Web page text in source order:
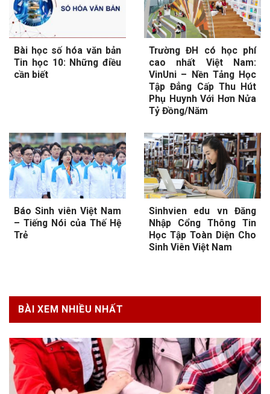
Bài học số hóa văn bản
Tin học 10: Những điều
cần biết
Trường ĐH có học phí
cao nhất Việt Nam:
VinUni – Nền Tảng Học
Tập Đẳng Cấp Thu Hút
Phụ Huynh Với Hơn Nửa
Tỷ Đồng/Năm
Báo Sinh viên Việt Nam
– Tiếng Nói của Thế Hệ
Trẻ
Sinhvien edu vn Đăng
Nhập Cổng Thông Tin
Học Tập Toàn Diện Cho
Sinh Viên Việt Nam
BÀI XEM NHIỀU NHẤT